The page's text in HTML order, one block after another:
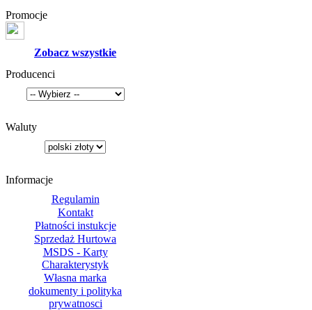
Promocje
Zobacz wszystkie
Producenci
Waluty
Informacje
Regulamin
Kontakt
Płatności instukcje
Sprzedaż Hurtowa
MSDS - Karty
Charakterystyk
Własna marka
dokumenty i polityka
prywatnosci